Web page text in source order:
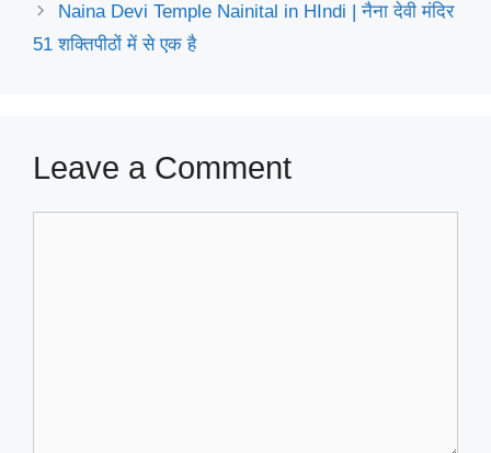
Naina Devi Temple Nainital in HIndi | नैना देवी मंदिर
51 शक्तिपीठों में से एक है
Leave a Comment